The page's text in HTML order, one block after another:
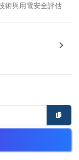
術與用電安全評估